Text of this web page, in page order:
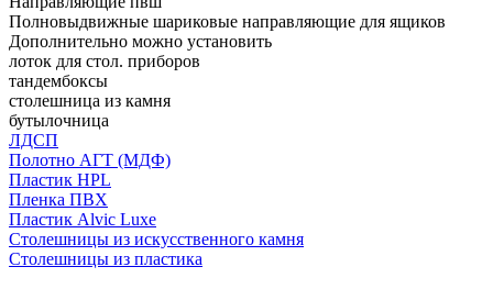
Полновыдвижные шариковые направляющие для ящиков
Дополнительно можно установить
лоток для стол. приборов
тандембоксы
столешница из камня
бутылочница
ЛДСП
Полотно АГТ (МДФ)
Пластик HPL
Пленка ПВХ
Пластик Alvic Luxe
Столешницы из искусственного камня
Столешницы из пластика